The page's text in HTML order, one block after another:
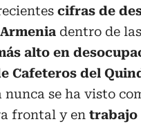
cifras de
Armenia dentro de las
alto en
Cafeteros del
nunca se ha visto
frontal y en